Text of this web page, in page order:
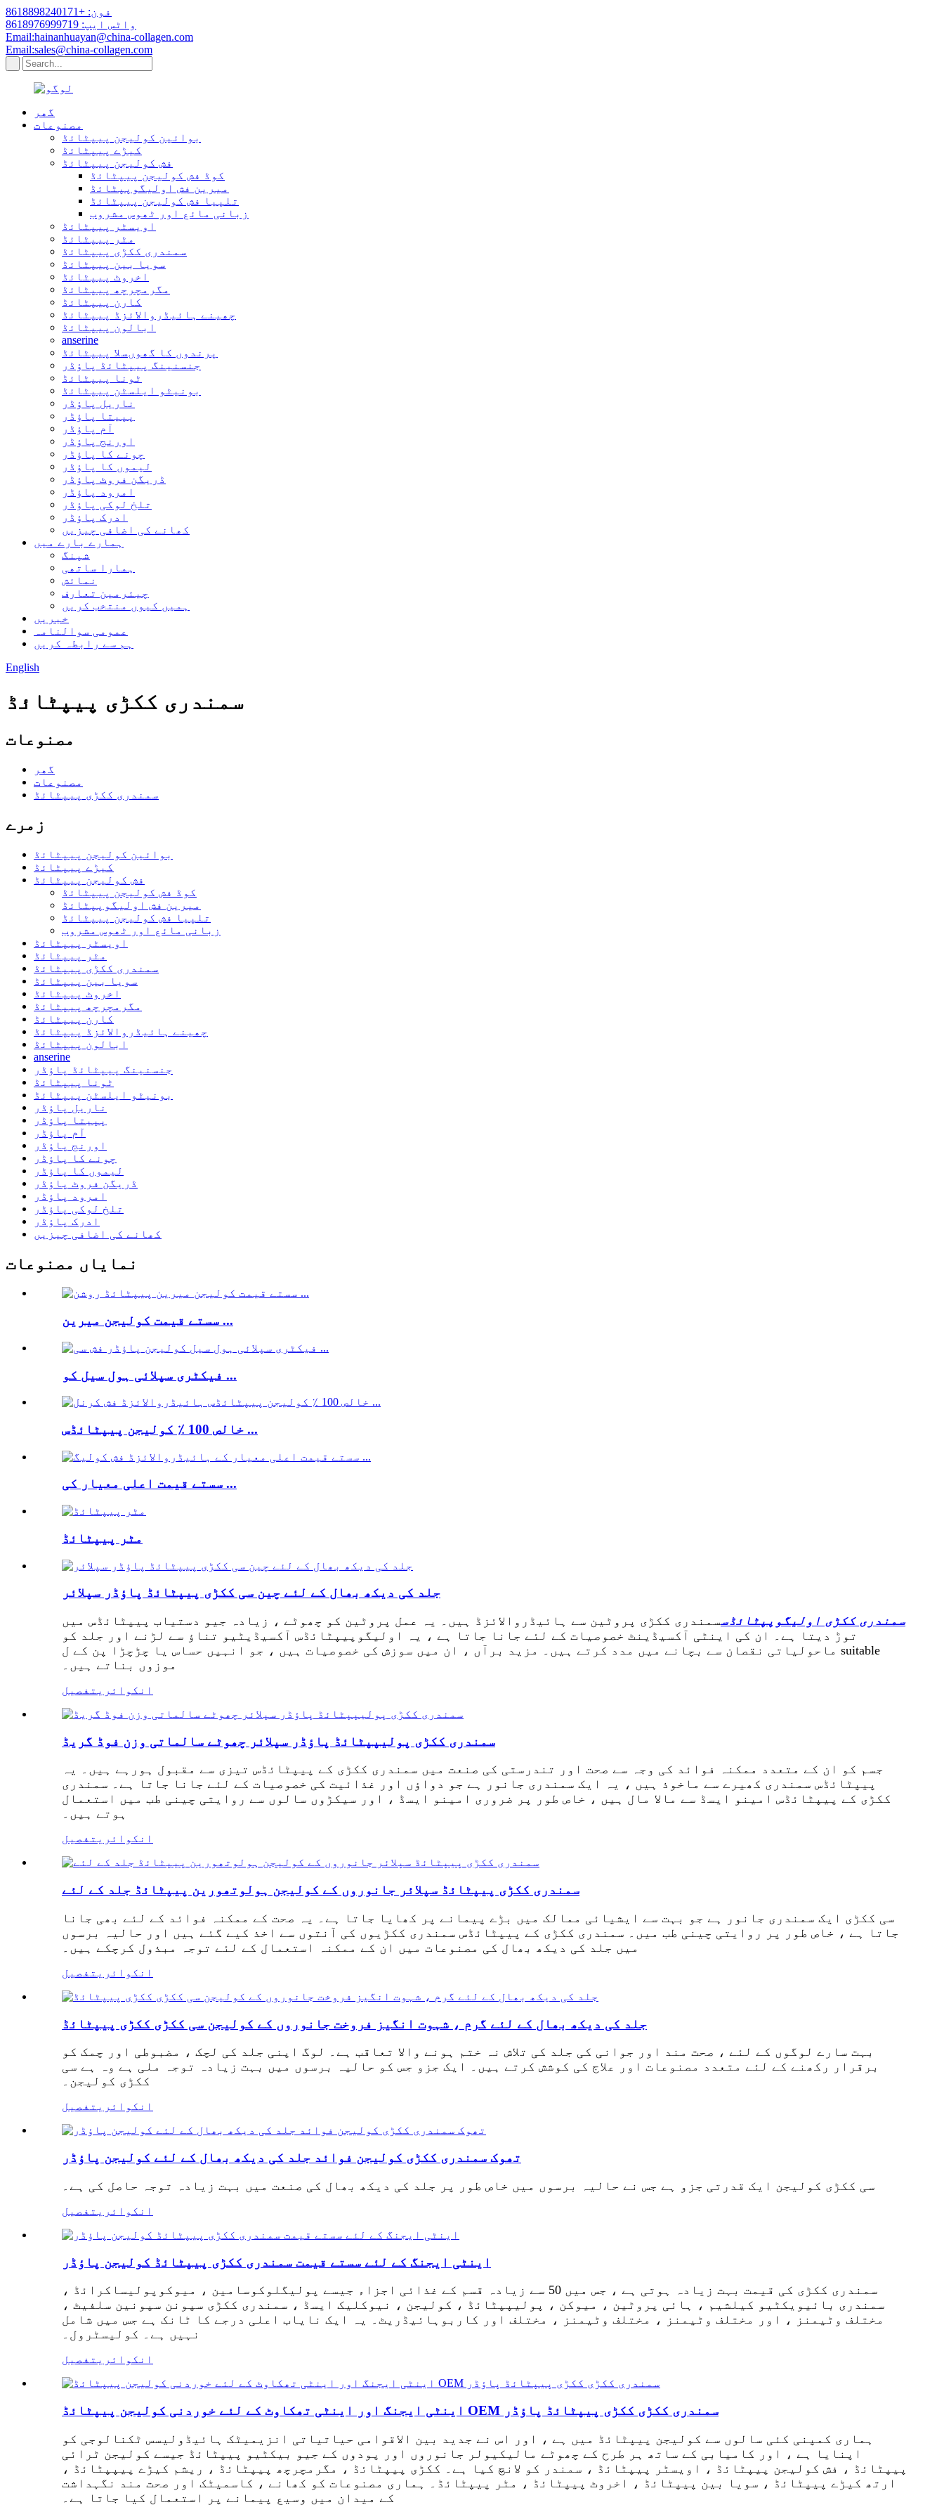
فون: +8618898240171
واٹس ایپ: 8618976999719
Email:hainanhuayan@china-collagen.com
Email:sales@china-collagen.com
گھر
مصنوعات
بوائین کولیجن پیپٹائڈ
کیڑے پیپٹائڈ
فش کولیجن پیپٹائڈ
کوڈ فش کولیجن پیپٹائڈ
میرین فش اولیگوپپٹائڈ
تلپیا فش کولیجن پیپٹائڈ
زبانی مائع اور ٹھوس مشروب
اویسٹر پیپٹائڈ
مٹر پیپٹائڈ
سمندری ککڑی پیپٹائڈ
سویا بین پیپٹائڈ
اخروٹ پیپٹائڈ
مگرمچرچھ پیپٹائڈ
کارن پیپٹائڈ
چھینے ہائیڈروالائزڈ پیپٹائڈ
ابالون پیپٹائڈ
anserine
پرندوں کا گھوںسلا پیپٹائڈ
جنسنینگ پیپٹائڈ پاؤڈر
ٹونا پیپٹائڈ
بونیٹو ایلسٹن پیپٹائڈ
ناریل پاؤڈر
پپیتا پاؤڈر
آم پاؤڈر
اورنج پاؤڈر
چونے کا پاؤڈر
لیموں کا پاؤڈر
ڈریگن فروٹ پاؤڈر
امرود پاؤڈر
تلخ لوکی پاؤڈر
ادرک پاؤڈر
کھانے کی اضافی چیزیں
ہمارے بارے میں
شپنگ
ہمارا ساتھی
نمائش
چیئرمین تعارف
ہمیں کیوں منتخب کریں
خبریں
عمومی سوالنامہ
ہم سے رابطہ کریں
English
سمندری ککڑی پیپٹائڈ
مصنوعات
گھر
مصنوعات
سمندری ککڑی پیپٹائڈ
زمرے
بوائین کولیجن پیپٹائڈ
کیڑے پیپٹائڈ
فش کولیجن پیپٹائڈ
کوڈ فش کولیجن پیپٹائڈ
میرین فش اولیگوپپٹائڈ
تلپیا فش کولیجن پیپٹائڈ
زبانی مائع اور ٹھوس مشروب
اویسٹر پیپٹائڈ
مٹر پیپٹائڈ
سمندری ککڑی پیپٹائڈ
سویا بین پیپٹائڈ
اخروٹ پیپٹائڈ
مگرمچرچھ پیپٹائڈ
کارن پیپٹائڈ
چھینے ہائیڈروالائزڈ پیپٹائڈ
ابالون پیپٹائڈ
anserine
جنسنینگ پیپٹائڈ پاؤڈر
ٹونا پیپٹائڈ
بونیٹو ایلسٹن پیپٹائڈ
ناریل پاؤڈر
پپیتا پاؤڈر
آم پاؤڈر
اورنج پاؤڈر
چونے کا پاؤڈر
لیموں کا پاؤڈر
ڈریگن فروٹ پاؤڈر
امرود پاؤڈر
تلخ لوکی پاؤڈر
ادرک پاؤڈر
کھانے کی اضافی چیزیں
نمایاں مصنوعات
سستے قیمت کولیجن میرین ...
فیکٹری سپلائی ہول سیل کو ...
خالص 100 ٪ کولیجن پیپٹائڈس ...
سستے قیمت اعلی معیار کی ...
مٹر پیپٹائڈ
جلد کی دیکھ بھال کے لئے چین سی ککڑی پیپٹائڈ پاؤڈر سپلائر
سمندری ککڑی اولیگوپپٹائڈسسمندری ککڑی پروٹین سے ہائیڈروالائزڈ ہیں۔ یہ عمل پروٹین کو چھوٹے ، زیادہ جیو دستیاب پیپٹائڈس میں
توڑ دیتا ہے۔ ان کی اینٹی آکسیڈینٹ خصوصیات کے لئے جانا جاتا ہے ، یہ اولیگوپیپٹائڈس آکسیڈیٹیو تناؤ سے لڑنے اور جلد کو
ماحولیاتی نقصان سے بچانے میں مدد کرتے ہیں۔ مزید برآں ، ان میں سوزش کی خصوصیات ہیں ، جو انہیں حساس یا چڑچڑا پن کے ل suitable
موزوں بناتے ہیں۔
انکوائری تفصیل
سمندری ککڑی پولیپپٹائڈ پاؤڈر سپلائر چھوٹے سالماتی وزن فوڈ گریڈ
جسم کو ان کے متعدد ممکنہ فوائد کی وجہ سے صحت اور تندرستی کی صنعت میں سمندری ککڑی کے پیپٹائڈس تیزی سے مقبول ہورہے ہیں۔ یہ
پیپٹائڈس سمندری کھیرے سے ماخوذ ہیں ، یہ ایک سمندری جانور ہے جو دواؤں اور غذائیت کی خصوصیات کے لئے جانا جاتا ہے۔ سمندری
ککڑی کے پیپٹائڈس امینو ایسڈ سے مالا مال ہیں ، خاص طور پر ضروری امینو ایسڈ ، اور سیکڑوں سالوں سے روایتی چینی طب میں استعمال
ہوتے ہیں۔
انکوائریتفصیل
سمندری ککڑی پیپٹائڈ سپلائر جانوروں کے کولیجن ہولوتھورین پیپٹائڈ جلد کے لئے
سی ککڑی ایک سمندری جانور ہے جو بہت سے ایشیائی ممالک میں بڑے پیمانے پر کھایا جاتا ہے۔ یہ صحت کے ممکنہ فوائد کے لئے بھی جانا
جاتا ہے ، خاص طور پر روایتی چینی طب میں۔ سمندری ککڑی کے پیپٹائڈس سمندری ککڑیوں کی آنتوں سے اخذ کیے گئے ہیں اور حالیہ برسوں
میں جلد کی دیکھ بھال کی مصنوعات میں ان کے ممکنہ استعمال کے لئے توجہ مبذول کرچکے ہیں۔
انکوائری تفصیل
جلد کی دیکھ بھال کے لئے گرم ، شہوت انگیز فروخت جانوروں کے کولیجن سی ککڑی ککڑی پیپٹائڈ
بہت سارے لوگوں کے لئے ، صحت مند اور جوانی کی جلد کی تلاش نہ ختم ہونے والا تعاقب ہے۔ لوگ اپنی جلد کی لچک ، مضبوطی اور چمک کو
برقرار رکھنے کے لئے متعدد مصنوعات اور علاج کی کوشش کرتے ہیں۔ ایک جزو جس کو حالیہ برسوں میں بہت زیادہ توجہ ملی ہے وہ ہے سی
ککڑی کولیجن۔
انکوائری تفصیل
تھوک سمندری ککڑی کولیجن فوائد جلد کی دیکھ بھال کے لئے کولیجن پاؤڈر
سی ککڑی کولیجن ایک قدرتی جزو ہے جس نے حالیہ برسوں میں خاص طور پر جلد کی دیکھ بھال کی صنعت میں بہت زیادہ توجہ حاصل کی ہے۔
انکوائری تفصیل
اینٹی ایجنگ کے لئے سستے قیمت سمندری ککڑی پیپٹائڈ کولیجن پاؤڈر
سمندری ککڑی کی قیمت بہت زیادہ ہوتی ہے ، جس میں 50 سے زیادہ قسم کے غذائی اجزاء جیسے پولیگلوکوسامین ، میوکوپولیساکرائڈ ،
سمندری بائیویکٹیو کیلشیم ، ہائی پروٹین ، میوکن ، پولیپپٹائڈ ، کولیجن ، نیوکلیک ایسڈ ، سمندری ککڑی سپونن سپونین سلفیٹ ،
مختلف وٹیمنز ، اور مختلف وٹیمنز ، مختلف وٹیمنز ، مختلف اور کاربوہائیڈریٹ۔ یہ ایک نایاب اعلی درجے کا ٹانک ہے جس میں شامل
نہیں ہے۔ کولیسٹرول۔
انکوائری تفصیل
اینٹی ایجنگ اور اینٹی تھکاوٹ کے لئے خوردنی کولیجن پیپٹائڈ OEM سمندری ککڑی ککڑی پیپٹائڈ پاؤڈر
ہماری کمپنی کئی سالوں سے کولیجن پیپٹائڈ میں ہے ، اور اس نے جدید بین الاقوامی حیاتیاتی انزیمیٹک ہائیڈولیسس ٹکنالوجی کو
اپنایا ہے ، اور کامیابی کے ساتھ ہر طرح کے چھوٹے مالیکیولر جانوروں اور پودوں کے جیو بیکٹیو پیپٹائڈ جیسے کولیجن ٹرائی
پیپٹائڈ ، فش کولیجن پیپٹائڈ ، اویسٹر پیپٹائڈ ، سمندر کو لانچ کیا ہے۔ ککڑی پیپٹائڈ ، مگرمچرچھ پیپٹائڈ ، ریشم کیڑے پیپپٹائڈ ،
ارتھ کیڑے پیپٹائڈ ، سویا بین پیپٹائڈ ، اخروٹ پیپٹائڈ ، مٹر پیپٹائڈ۔ ہماری مصنوعات کو کھانے ، کاسمیٹک اور صحت مند نگہداشت
کے میدان میں وسیع پیمانے پر استعمال کیا جاتا ہے۔